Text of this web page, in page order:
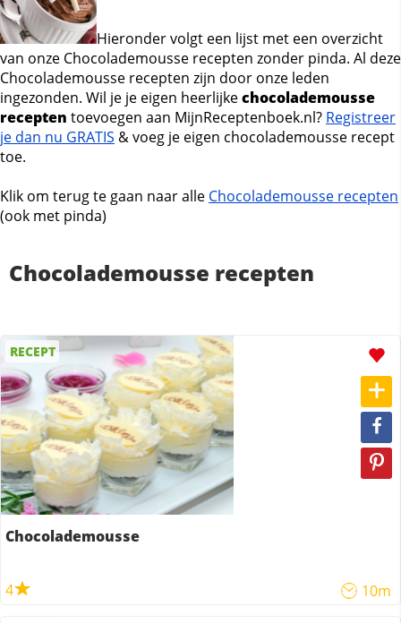
Hieronder volgt een lijst met een overzicht
van onze Chocolademousse recepten zonder pinda. Al deze
Chocolademousse recepten zijn door onze leden
ingezonden. Wil je je eigen heerlijkechocolademousse
recepten toevoegen aan MijnReceptenboek.nl? Registreer
je dan nu GRATIS & voeg je eigen chocolademousse recept
toe.
Klik om terug te gaan naar alle Chocolademousse recepten
(ook met pinda)
Chocolademousse recepten
RECEPT
Chocolademousse
4 10m